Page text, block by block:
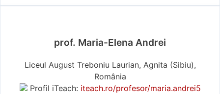
prof. Maria-Elena Andrei
Liceul August Treboniu Laurian, Agnita (Sibiu),
România
Profil iTeach: iteach.ro/profesor/maria.andrei5